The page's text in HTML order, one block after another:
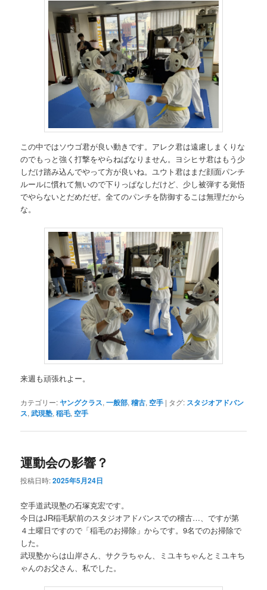
この中ではソウゴ君が良い動きです。アレク君は遠慮しまくりな
のでもっと強く打撃をやらねばなりません。ヨシヒサ君はもう少
しだけ踏み込んでやって方が良いね。ユウト君はまだ顔面パンチ
ルールに慣れて無いので下りっぱなしだけど、少し被弾する覚悟
でやらないとだめだぜ。全てのパンチを防御するこは無理だから
な。
来週も頑張れよー。
カテゴリー:ヤングクラス,一般部,稽古, 空手 | タグ: スタジオアドバン
ス,武現塾,稲毛, 空手
運動会の影響？
投稿日時:2025年5月24日
空手道武現塾の石塚克宏です。
今日はJR稲毛駅前のスタジオアドバンスでの稽古…、ですが第
４土曜日ですので「稲毛のお掃除」からです。9名でのお掃除で
した。
武現塾からは山岸さん、サクラちゃん、ミユキちゃんとミユキち
ゃんのお父さん、私でした。